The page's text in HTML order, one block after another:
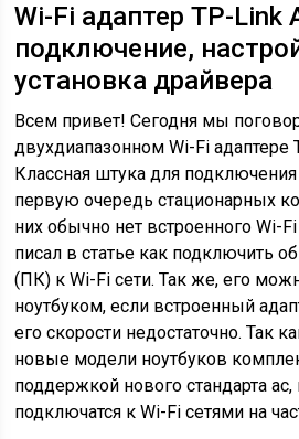
Wi-Fi адаптер TP-Link
подключение,
установка драйвера
Всем привет! Сегодня мы
двухдиапазонном Wi-Fi адаптере
Классная штука для подключения
первую очередь стационарных
них обычно нет встроенного Wi-
писал в статье как подключить
(ПК) к Wi-Fi сети. Так же, его
ноутбуком, если встроенный
его скорости недостаточно. Так
новые модели ноутбуков
поддержкой нового стандарта
подключатся к Wi-Fi сетями на